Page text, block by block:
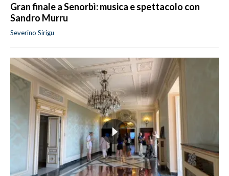
Gran finale a Senorbì: musica e spettacolo con
Sandro Murru
Severino Sirigu